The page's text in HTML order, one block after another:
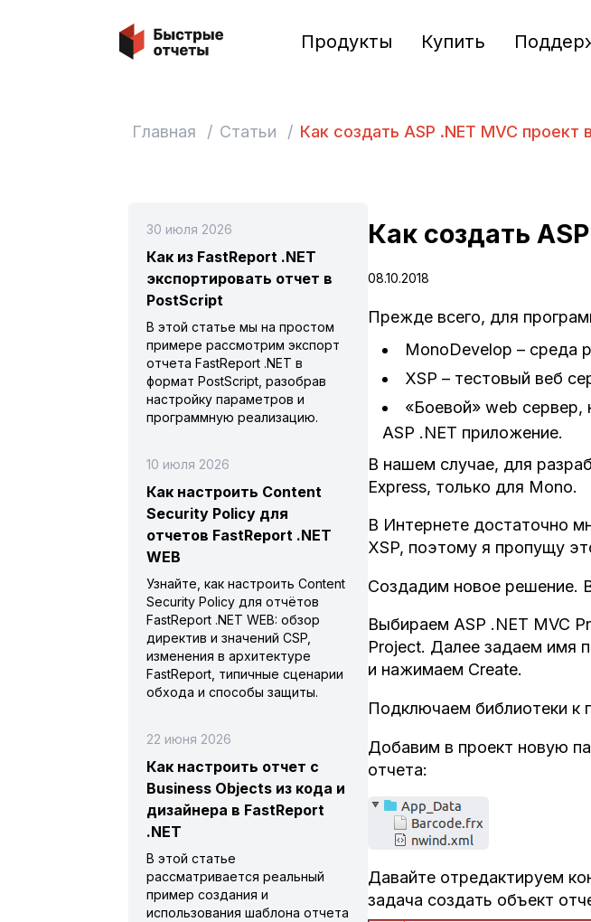
Быстрые отчеты Продукты Купить
Главная / Статьи / Как создать ASP .NET MVC проект
Как создать
08.10.2018
Прежде всего, для
MonoDevelop – среда
XSP – тестовый веб
«Боевой» web сервер,
ASP .NET приложение.
В нашем случае, для
Express, только для Mono.
В Интернете достаточно
XSP, поэтому я пропущу
Создадим новое решение.
Выбираем ASP .NET MVC
Project. Далее задаем имя
и нажимаем Create.
Подключаем библиотеки к
Добавим в проект новую
отчета:
Давайте отредактируем
задача создать объект
30 июля 2026
Как из FastReport .NET
экспортировать отчет в
PostScript
В этой статье мы на простом
примере рассмотрим экспорт
отчета FastReport .NET в
формат PostScript, разобрав
настройку параметров и
программную реализацию.
10 июля 2026
Как настроить Content
Security Policy для
отчетов FastReport .NET
WEB
Узнайте, как настроить Content
Security Policy для отчётов
FastReport .NET WEB: обзор
директив и значений CSP,
изменения в архитектуре
FastReport, типичные сценарии
обхода и способы защиты.
22 июня 2026
Как настроить отчет с
Business Objects из кода и
дизайнера в FastReport
.NET
В этой статье
рассматривается реальный
пример создания и
использования шаблона отчета